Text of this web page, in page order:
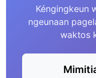
Kéngingkeun
ngeunaan
waktos